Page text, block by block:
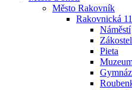
Město Rakovník
Rakovnická 11
Náměstí
Pieta